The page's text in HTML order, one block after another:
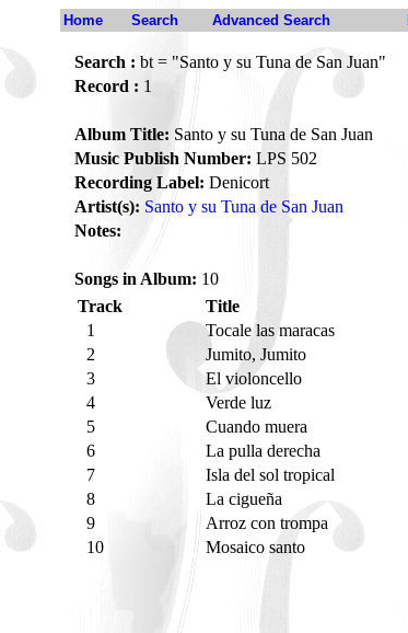
Home Search Advanced Search
Search : bt = "Santo y su Tuna de San Juan"
Record : 1
Album Title: Santo y su Tuna de San Juan
Music Publish Number: LPS 502
Recording Label: Denicort
Artist(s): Santo y su Tuna de San Juan
Notes:
Songs in Album: 10
Track
Title
1
Tocale las maracas
2
Jumito, Jumito
3
El violoncello
4
Verde luz
5
Cuando muera
6
La pulla derecha
7
Isla del sol tropical
8
La cigueña
9
Arroz con trompa
10
Mosaico santo